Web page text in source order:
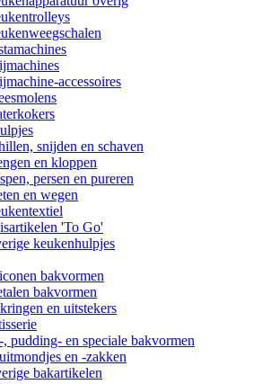
accessoires
snijden en schaven
en kloppen
persen en pureren
en wegen
'To Go'
keukenhulpjes
bakvormen
bakvormen
en uitstekers
, pudding- en speciale bakvormen
en -zakken
bakartikelen